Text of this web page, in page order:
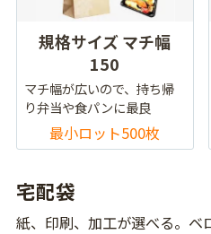
規格サイズ マチ幅
150
マチ幅が広いので、持ち帰
り弁当や食パンに最良
最小ロット500枚
宅配袋
紙、印刷、加工が選べる。ベ